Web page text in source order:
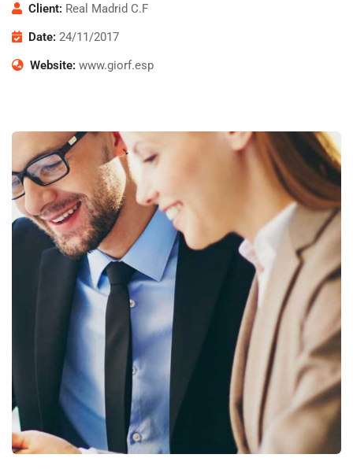
Client: Real Madrid C.F
Date: 24/11/2017
Website: www.giorf.esp
Business Growth
Coaching